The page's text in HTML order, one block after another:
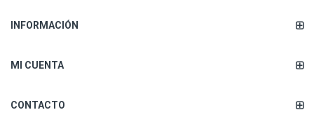
INFORMACIÓN
MI CUENTA
CONTACTO